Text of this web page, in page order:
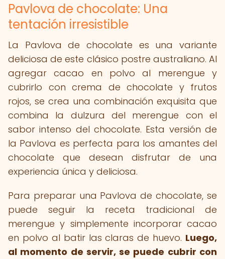
Pavlova de chocolate: Una
tentación irresistible
La Pavlova de chocolate es una variante
deliciosa de este clásico postre australiano. Al
agregar cacao en polvo al merengue y
cubrirlo con crema de chocolate y frutos
rojos, se crea una combinación exquisita que
combina la dulzura del merengue con el
sabor intenso del chocolate. Esta versión de
la Pavlova es perfecta para los amantes del
chocolate que desean disfrutar de una
experiencia única y deliciosa.
Para preparar una Pavlova de chocolate, se
puede seguir la receta tradicional de
merengue y simplemente incorporar cacao
en polvo al batir las claras de huevo. Luego,
al momento de servir, se puede cubrir con